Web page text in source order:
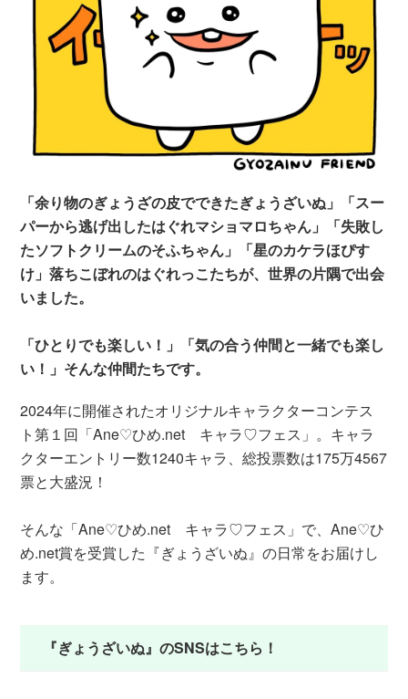
「余り物のぎょうざの皮でできたぎょうざいぬ」「スー
パーから逃げ出したはぐれマショマロちゃん」「失敗し
たソフトクリームのそふちゃん」「星のカケラほぴす
け」落ちこぼれのはぐれっこたちが、世界の片隅で出会
いました。
「ひとりでも楽しい！」「気の合う仲間と一緒でも楽し
い！」そんな仲間たちです。
2024年に開催されたオリジナルキャラクターコンテス
ト第１回「Ane♡ひめ.net キャラ♡フェス」。キャラ
クターエントリー数1240キャラ、総投票数は175万4567
票と大盛況！
そんな「Ane♡ひめ.net キャラ♡フェス」で、Ane♡ひ
め.net賞を受賞した『ぎょうざいぬ』の日常をお届けし
ます。
『ぎょうざいぬ』のSNSはこちら！